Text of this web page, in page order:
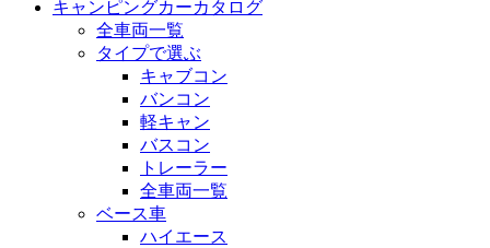
キャンピングカーカタログ
全車両一覧
タイプで選ぶ
キャブコン
バンコン
軽キャン
バスコン
トレーラー
全車両一覧
ベース車
ハイエース